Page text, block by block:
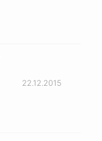
22.12.2015